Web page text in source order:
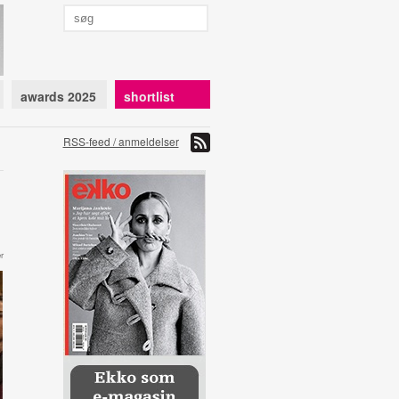
awards 2025 shortlist
RSS-feed / anmeldelser